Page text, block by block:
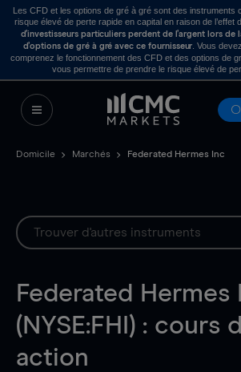
Les CFD et les options de gré à gré sont des instruments
risque élevé de perte rapide en capital en raison de l’effet
d’investisseurs particuliers perdent de l’argent lors de
d’options de gré à gré avec ce fournisseur . Vous
comprenez le fonctionnement des CFD et des options de
vous permettre de prendre le risque élevé de
Domicile Marchés Federated Hermes Inc
Federated Hermes
(NYSE:FHI) : cours
action